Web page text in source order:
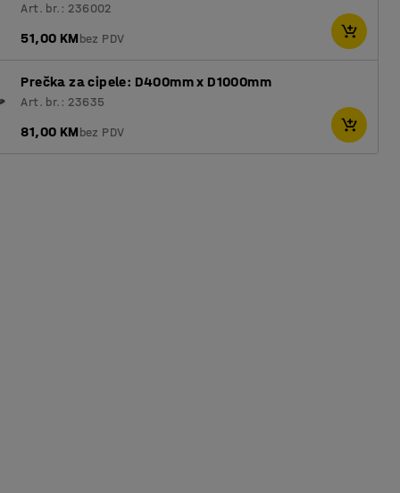
Art. br.: 236002
51,00 KMbez PDV
Prečka za cipele: D400mm x D1000mm
Art. br.: 23635
81,00 KMbez PDV